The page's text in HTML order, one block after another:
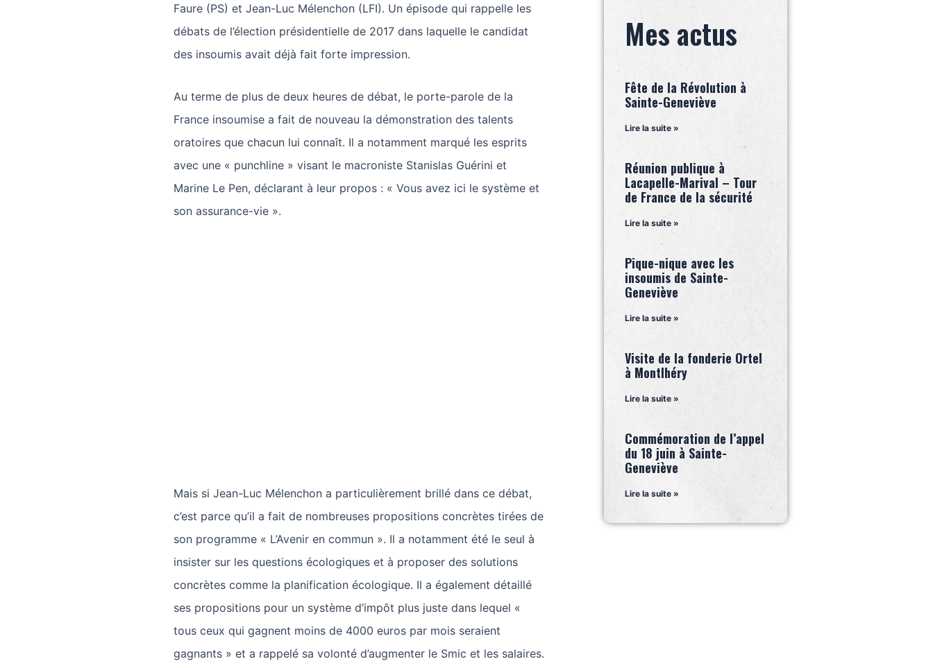
Faure (PS) et Jean-Luc Mélenchon (LFI). Un épisode qui rappelle les
débats de l’élection présidentielle de 2017 dans laquelle le candidat
des insoumis avait déjà fait forte impression.
Au terme de plus de deux heures de débat, le porte-parole de la
France insoumise a fait de nouveau la démonstration des talents
oratoires que chacun lui connaît. Il a notamment marqué les esprits
avec une « punchline » visant le macroniste Stanislas Guérini et
Marine Le Pen, déclarant à leur propos : « Vous avez ici le système et
son assurance-vie ».
Mais si Jean-Luc Mélenchon a particulièrement brillé dans ce débat,
c’est parce qu’il a fait de nombreuses propositions concrètes tirées de
son programme « L’Avenir en commun ». Il a notamment été le seul à
insister sur les questions écologiques et à proposer des solutions
concrètes comme la planification écologique. Il a également détaillé
ses propositions pour un système d’impôt plus juste dans lequel «
tous ceux qui gagnent moins de 4000 euros par mois seraient
gagnants » et a rappelé sa volonté d’augmenter le Smic et les salaires.
Mes actus
Fête de la Révolution à
Sainte-Geneviève
Lire la suite »
Réunion publique à
Lacapelle-Marival – Tour
de France de la sécurité
Lire la suite »
Pique-nique avec les
insoumis de Sainte-
Geneviève
Lire la suite »
Visite de la fonderie Ortel
à Montlhéry
Lire la suite »
Commémoration de l’appel
du 18 juin à Sainte-
Geneviève
Lire la suite »